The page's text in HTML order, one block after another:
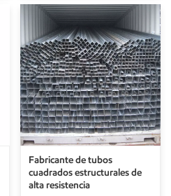
Fabricante de tubos
cuadrados estructurales de
alta resistencia